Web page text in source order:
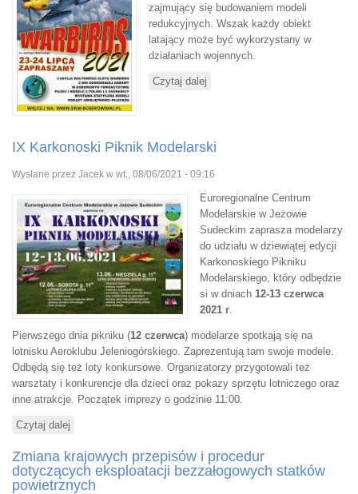
zajmujący się budowaniem modeli
redukcyjnych. Wszak każdy obiekt
latający może być wykorzystany w
działaniach wojennych.
Czytaj dalej
IX Karkonoski Piknik Modelarski
Wysłane przez Jacek w wt., 08/06/2021 - 09:16
Euroregionalne Centrum
Modelarskie w Jeżowie
Sudeckim zaprasza modelarzy
do udziału w dziewiątej edycji
Karkonoskiego Pikniku
Modelarskiego, który odbędzie
si w dniach 12-13 czerwca
2021 r.
Pierwszego dnia pikniku (12 czerwca) modelarze spotkają się na
lotnisku Aeroklubu Jeleniogórskiego. Zaprezentują tam swoje modele.
Odbędą się też loty konkursowe. Organizatorzy przygotowali też
warsztaty i konkurencje dla dzieci oraz pokazy sprzętu lotniczego oraz
inne atrakcje. Początek imprezy o godzinie 11:00.
Czytaj dalej
Zmiana krajowych przepisów i procedur
dotyczących eksploatacji bezzałogowych statków
powietrznych